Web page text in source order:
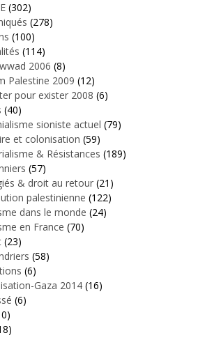
(302)
(278)
(100)
(114)
2006 (8)
Palestine 2009 (12)
pour exister 2008 (6)
(40)
sioniste actuel (79)
et colonisation (59)
& Résistances (189)
(57)
& droit au retour (21)
palestinienne (122)
dans le monde (24)
en France (70)
(23)
(58)
(6)
Gaza 2014 (16)
(6)